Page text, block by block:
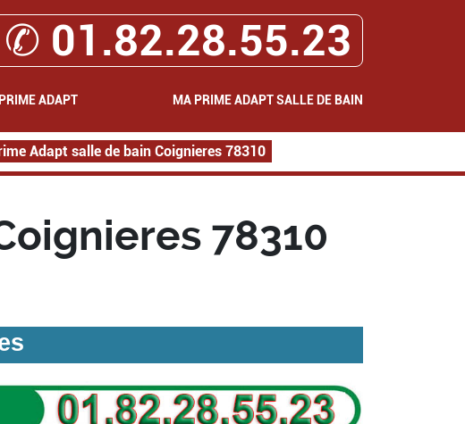
✆ 01.82.28.55.23
ADAPT MA PRIME ADAPT SALLE DE BAIN
Adapt salle de bain Coignieres 78310
78310